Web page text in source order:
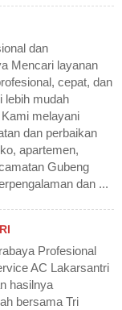
dan
Mencari layanan
cepat, dan
lebih mudah
melayani
dan perbaikan
apartemen,
Gubeng
dan ...
Profesional
AC Lakarsantri
hasilnya
bersama Tri